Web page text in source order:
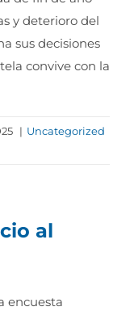
y deterioro del
sus decisiones
convive con la
| Uncategorized
al
encuesta